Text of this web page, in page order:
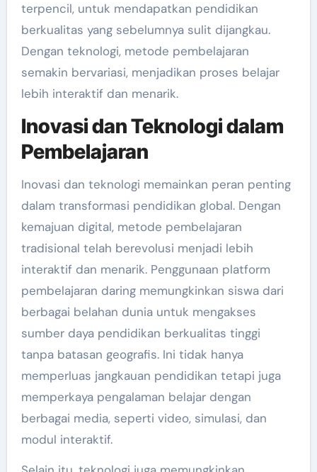
terpencil, untuk mendapatkan pendidikan
berkualitas yang sebelumnya sulit dijangkau.
Dengan teknologi, metode pembelajaran
semakin bervariasi, menjadikan proses belajar
lebih interaktif dan menarik.
Inovasi dan Teknologi dalam
Pembelajaran
Inovasi dan teknologi memainkan peran penting
dalam transformasi pendidikan global. Dengan
kemajuan digital, metode pembelajaran
tradisional telah berevolusi menjadi lebih
interaktif dan menarik. Penggunaan platform
pembelajaran daring memungkinkan siswa dari
berbagai belahan dunia untuk mengakses
sumber daya pendidikan berkualitas tinggi
tanpa batasan geografis. Ini tidak hanya
memperluas jangkauan pendidikan tetapi juga
memperkaya pengalaman belajar dengan
berbagai media, seperti video, simulasi, dan
modul interaktif.